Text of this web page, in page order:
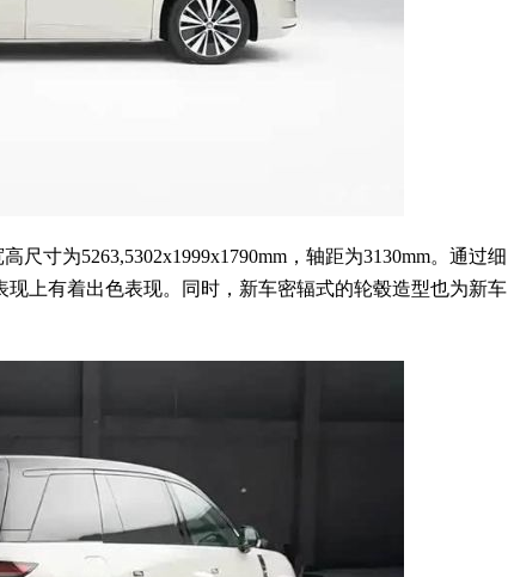
寸为5263,5302x1999x1790mm，轴距为3130mm。通过细
上有着出色表现。同时，新车密辐式的轮毂造型也为新车